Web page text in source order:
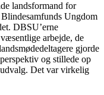
landsformand for
Ungdom
DBSU’erne
arbejde, de
gjorde
og stillede op
Det var virkelig